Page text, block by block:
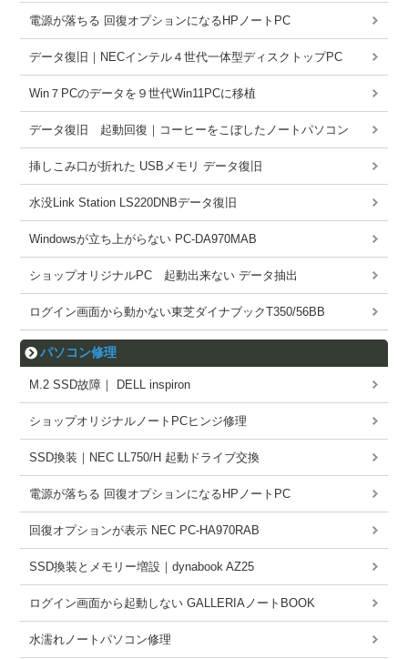
電源が落ちる 回復オプションになるHPノートPC
データ復旧｜NECインテル４世代一体型ディスクトップPC
Win７PCのデータを９世代Win11PCに移植
データ復旧 起動回復｜コーヒーをこぼしたノートパソコン
挿しこみ口が折れた USBメモリ データ復旧
水没Link Station LS220DNBデータ復旧
Windowsが立ち上がらない PC-DA970MAB
ショップオリジナルPC 起動出来ない データ抽出
ログイン画面から動かない東芝ダイナブックT350/56BB
パソコン修理
M.2 SSD故障｜ DELL inspiron
ショップオリジナルノートPCヒンジ修理
SSD換装｜NEC LL750/H 起動ドライブ交換
電源が落ちる 回復オプションになるHPノートPC
回復オプションが表示 NEC PC-HA970RAB
SSD換装とメモリー増設｜dynabook AZ25
ログイン画面から起動しない GALLERIAノートBOOK
水濡れノートパソコン修理